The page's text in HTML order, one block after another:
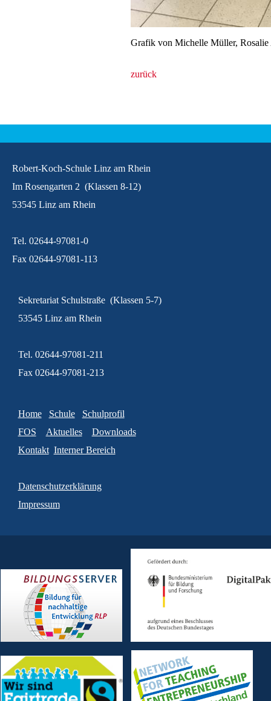
Grafik von Michelle Müller, Rosalie
zurück
Robert-Koch-Schule Linz am Rhein
Im Rosengarten 2 (Klassen 8-12)
53545 Linz am Rhein
Tel. 02644-97081-0
Fax 02644-97081-113
Sekretariat Schulstraße (Klassen 5-7)
53545 Linz am Rhein
Tel. 02644-97081-211
Fax 02644-97081-213
Home Schule
Schulprofil
FOS
Aktuelles
Downloads
Kontakt Interner Bereich
Datenschutzerklärung
Impressum